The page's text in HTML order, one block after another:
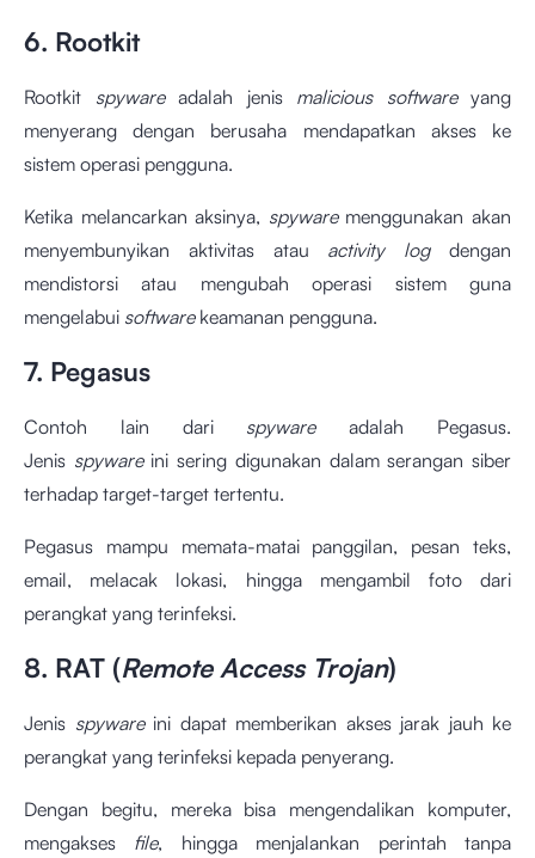
6. Rootkit
Rootkit spywareadalah jenis malicious softwareyang
menyerang dengan berusaha mendapatkan akses ke
sistem operasi pengguna.
Ketika melancarkan aksinya, spyware menggunakan akan
menyembunyikan aktivitas atau activity logdengan
mendistorsi atau mengubah operasi sistem guna
mengelabui software keamanan pengguna.
7. Pegasus
Contoh lain dari spywareadalah Pegasus.
Jenis spyware ini sering digunakan dalam serangan siber
terhadap target-target tertentu.
Pegasus mampu memata-matai panggilan, pesan teks,
email, melacak lokasi, hingga mengambil foto dari
perangkat yang terinfeksi.
8. RAT (Remote Access Trojan)
Jenis spywareini dapat memberikan akses jarak jauh ke
perangkat yang terinfeksi kepada penyerang.
Dengan begitu, mereka bisa mengendalikan komputer,
mengakses file, hingga menjalankan perintah tanpa